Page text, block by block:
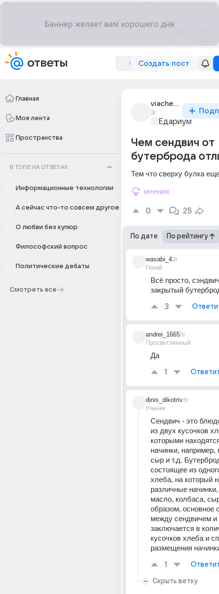
Создать пост
Главная
Моя лента
Пространства
В ТОПЕ НА ОТВЕТАХ
Информационные технологии
А сейчас что-то совсем другое
О любви без купюр
Философский вопрос
Политические дебаты
Смотреть все
viacheslav_k_625
3г
Едариум
Чем сендвич от
бутерброда
Тем что сверху булка
мнения
0 25
По дате По рейтингу
wasabi_4
Гений
3г
Всё просто,
закрытый
3
andrei_1665
Просветленный
3г
Да
1
dinis_dikotriv
Ученик
3г
Сендвич - это
из двух кусочков
которыми
начинки,
сыр и т.д.
состоящее из
хлеба, на который
различные
масло, колбаса,
образом, основное
между сендвичем
заключается в
кусочков хлеба и
размещения
1
Скрыть ветку